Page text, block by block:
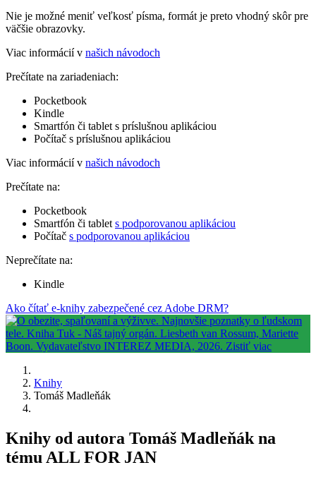
Nie je možné meniť veľkosť písma, formát je preto vhodný skôr pre
väčšie obrazovky.
Viac informácií v našich návodoch
Prečítate na zariadeniach:
Pocketbook
Kindle
Smartfón či tablet s príslušnou aplikáciou
Počítač s príslušnou aplikáciou
Viac informácií v našich návodoch
Prečítate na:
Pocketbook
Smartfón či tablet s podporovanou aplikáciou
Počítač s podporovanou aplikáciou
Neprečítate na:
Kindle
Ako čítať e-knihy zabezpečené cez Adobe DRM?
Knihy
Tomáš Madleňák
Knihy od autora Tomáš Madleňák na
tému ALL FOR JAN